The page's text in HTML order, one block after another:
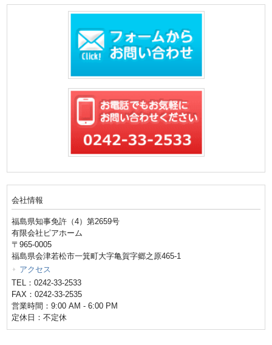
会社情報
福島県知事免許（4）第2659号
有限会社ピアホーム
〒965-0005
福島県会津若松市一箕町大字亀賀字郷之原465-1
アクセス
TEL：0242-33-2533
FAX：0242-33-2535
営業時間：9:00 AM - 6:00 PM
定休日：不定休